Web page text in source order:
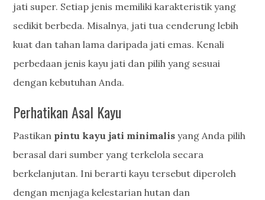
jati super. Setiap jenis memiliki karakteristik yang
sedikit berbeda. Misalnya, jati tua cenderung lebih
kuat dan tahan lama daripada jati emas. Kenali
perbedaan jenis kayu jati dan pilih yang sesuai
dengan kebutuhan Anda.
Perhatikan Asal Kayu
Pastikan pintu kayu jati minimalis yang Anda pilih
berasal dari sumber yang terkelola secara
berkelanjutan. Ini berarti kayu tersebut diperoleh
dengan menjaga kelestarian hutan dan